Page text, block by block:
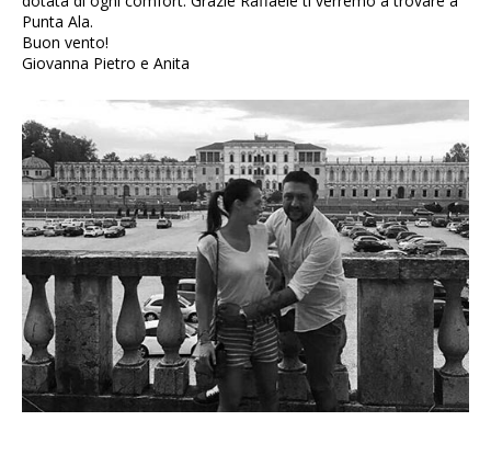
Punta Ala.
Buon vento!
Giovanna Pietro e Anita